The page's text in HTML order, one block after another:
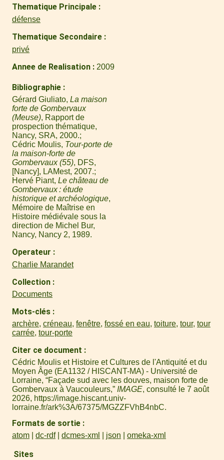
Thematique Principale
défense
Thematique Secondaire
privé
Annee de Realisation 2009
Bibliographie
Gérard Giuliato, La maison
forte de Gombervaux
(Meuse), Rapport de
prospection thématique,
Nancy, SRA, 2000.
Cédric Moulis, Tour-porte de
la maison-forte de
Gombervaux (55), DFS,
[Nancy], LAMest, 2007.
Hervé Piant, Le château de
Gombervaux : étude
historique et archéologique,
Mémoire de Maîtrise en
Histoire médiévale sous la
direction de Michel Bur,
Nancy, Nancy 2, 1989.
Operateur
Charlie Marandet
Collection
Documents
Mots-clés
archère, créneau, fenêtre, fossé en eau, toiture, tour, tour
carrée, tour-porte
Citer ce document
Cédric Moulis et Histoire et Cultures de l'Antiquité et du
Moyen Âge (EA1132 / HISCANT-MA) - Université de
Lorraine, “Façade sud avec les douves, maison forte de
Gombervaux à Vaucouleurs,” IMAGE, consulté le 7 août
2026, https://image.hiscant.univ-
lorraine.fr/ark%3A/67375/MGZZFVhB4nbC.
Formats de sortie
atom dc-rdf dcmes-xml json omeka-xml
Sites